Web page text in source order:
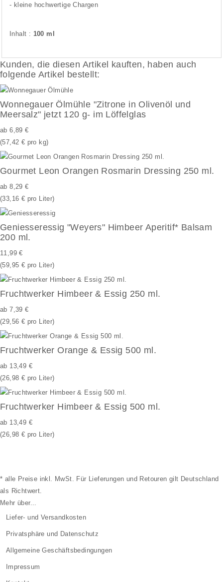
- kleine hochwertige Chargen
Inhalt : 100 ml
Kunden, die diesen Artikel kauften, haben auch
folgende Artikel bestellt:
Wonnegauer Ölmühle "Zitrone in Olivenöl und
Meersalz" jetzt 120 g- im Löffelglas
ab6,89 €
(57,42 € pro kg)
Gourmet Leon Orangen Rosmarin Dressing 250 ml.
ab8,29 €
(33,16 € pro Liter)
Geniesseressig "Weyers" Himbeer Aperitif* Balsam
200 ml.
11,99 €
(59,95 € pro Liter)
Fruchtwerker Himbeer & Essig 250 ml.
ab7,39 €
(29,56 € pro Liter)
Fruchtwerker Orange & Essig 500 ml.
ab 13,49 €
(26,98 € pro Liter)
Fruchtwerker Himbeer & Essig 500 ml.
ab 13,49 €
(26,98 € pro Liter)
* alle Preise inkl. MwSt. Für Lieferungen und Retouren gilt Deutschland
als Richtwert.
Mehr über...
Liefer- und Versandkosten
Privatsphäre und Datenschutz
Allgemeine Geschäftsbedingungen
Impressum